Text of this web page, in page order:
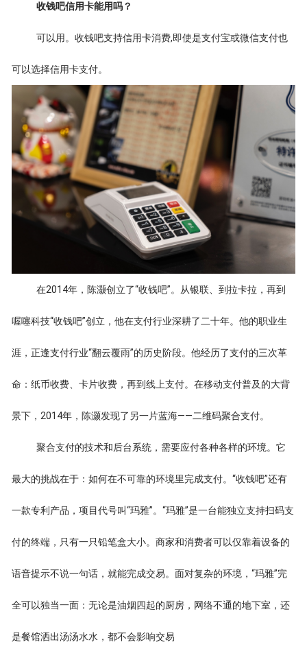
收钱吧信用卡能用吗？
可以用。收钱吧支持信用卡消费,即使是支付宝或微信支付也
可以选择信用卡支付。
在2014年，陈灏创立了“收钱吧”。从银联、到拉卡拉，再到
喔噻科技“收钱吧”创立，他在支付行业深耕了二十年。他的职业生
涯，正逢支付行业“翻云覆雨”的历史阶段。他经历了支付的三次革
命：纸币收费、卡片收费，再到线上支付。在移动支付普及的大背
景下，2014年，陈灏发现了另一片蓝海——二维码聚合支付。
聚合支付的技术和后台系统，需要应付各种各样的环境。它
最大的挑战在于：如何在不可靠的环境里完成支付。“收钱吧”还有
一款专利产品，项目代号叫“玛雅”。“玛雅”是一台能独立支持扫码支
付的终端，只有一只铅笔盒大小。商家和消费者可以仅靠着设备的
语音提示不说一句话，就能完成交易。面对复杂的环境，“玛雅”完
全可以独当一面：无论是油烟四起的厨房，网络不通的地下室，还
是餐馆洒出汤汤水水，都不会影响交易